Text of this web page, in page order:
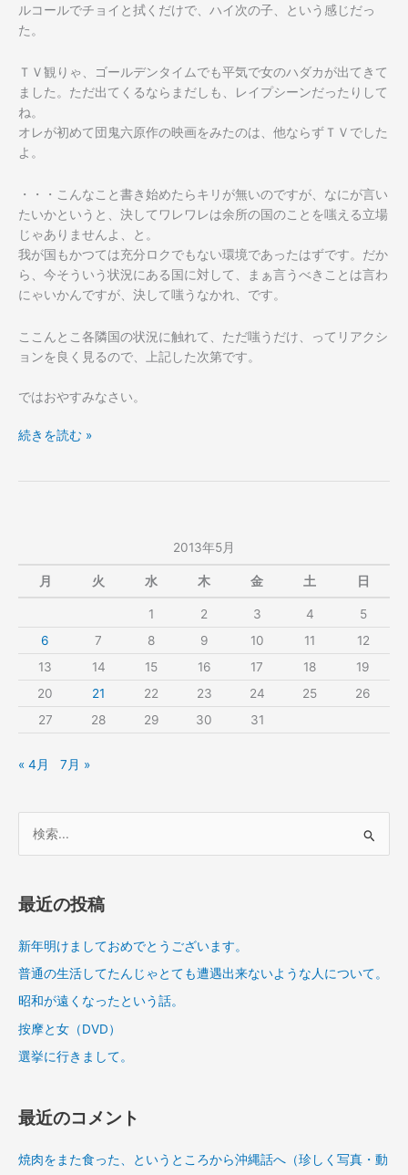
ルコールでチョイと拭くだけで、ハイ次の子、という感じだっ
た。
ＴＶ観りゃ、ゴールデンタイムでも平気で女のハダカが出てきて
ま した。ただ出てくるならまだしも、レイプシーンだったりして
ね。
オレが初めて団鬼六原作の映画をみたのは、他ならずＴＶでした
よ 。
・・・こんなこと書き始めたらキリが無いのですが、なにが言い
たいかというと、決してワレワレは余所の国のことを嗤える立場
じゃありませんよ、と。
我が国もかつては充分ロクでもない環境であったはずです。だか
ら
、今そういう状況にある国に対して、まぁ言うべきことは言わ
にゃいかんですが、決して嗤うなかれ、です。
ここんとこ各隣国の状況に触れて、ただ嗤うだけ、ってリアクシ
ョンを良く見るので、上記した次第です。
ではおやすみなさい。
か
も
と。
続きを読む »
2013年5月
月 火 水 木 金 土 日
1 2 3 4
5
6
7 8 9 10 11
12
13
14 15 16 17 18
19
20
21 22 23 24 25
26
27
28 29 30 31
« 4月 7月 »
象
最近の投稿
新年明けましておめでとうございます。
普通の生活してたんじゃとても遭遇出来ないような人について。
昭和が遠くなったという話。
按摩と女（DVD）
選挙に行きまして。
最近のコメント
焼肉をまた食った、というところから沖縄話へ（珍しく写真・動